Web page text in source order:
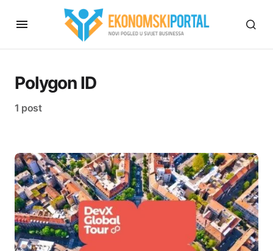
Polygon ID
1 post